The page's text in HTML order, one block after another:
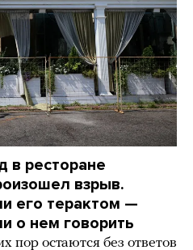
в ресторане
взрыв.
его терактом —
о нем говорить
пор остаются без ответов